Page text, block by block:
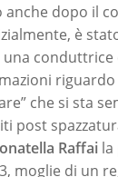
dopo il
è
riguardo
che si sta
post
Raffai
moglie di un